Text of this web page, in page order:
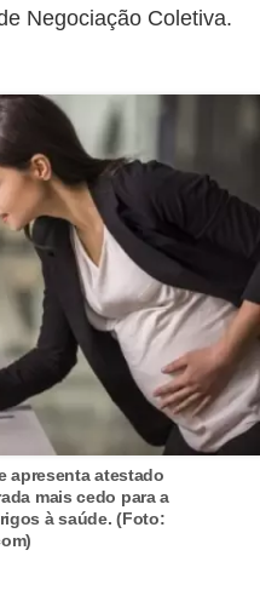
Negociação Coletiva.
apresenta atestado
mais cedo para a
à saúde. (Foto: